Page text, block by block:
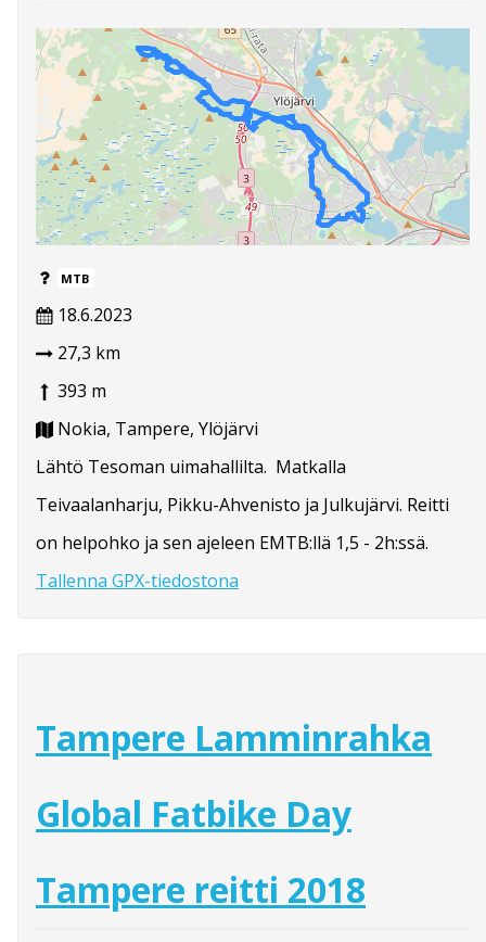
MTB
18.6.2023
27,3 km
393 m
Nokia, Tampere, Ylöjärvi
Lähtö Tesoman uimahallilta. Matkalla
Teivaalanharju, Pikku-Ahvenisto ja Julkujärvi. Reitti
on helpohko ja sen ajeleen EMTB:llä 1,5 - 2h:ssä.
Tallenna GPX-tiedostona
Tampere Lamminrahka
Global Fatbike Day
Tampere reitti 2018